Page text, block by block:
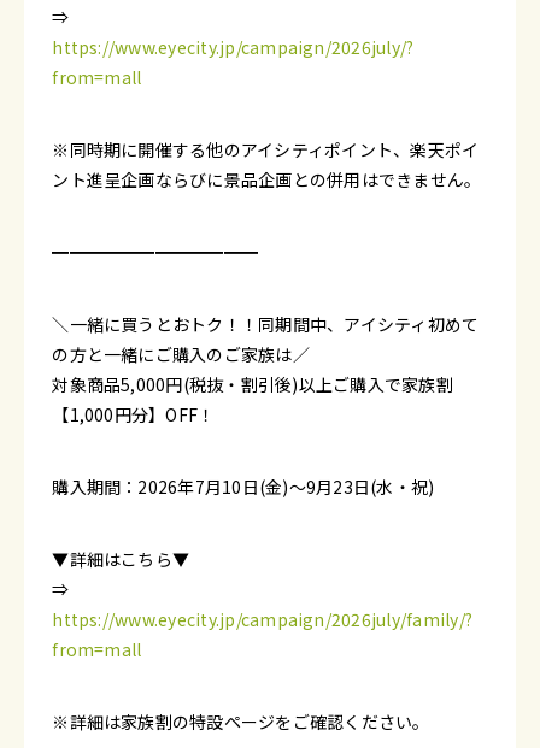
⇒
https://www.eyecity.jp/campaign/2026july/?
from=mall
※同時期に開催する他のアイシティポイント、楽天ポイ
ント進呈企画ならびに景品企画との併用はできません。
━━━━━━━━━━━━
＼一緒に買うとおトク！！同期間中、アイシティ初めて
の方と一緒にご購入のご家族は／
対象商品5,000円(税抜・割引後)以上ご購入で家族割
【1,000円分】OFF！
購入期間：2026年7月10日(金)～9月23日(水・祝)
▼詳細はこちら▼
⇒
https://www.eyecity.jp/campaign/2026july/family/?
from=mall
※詳細は家族割の特設ページをご確認ください。